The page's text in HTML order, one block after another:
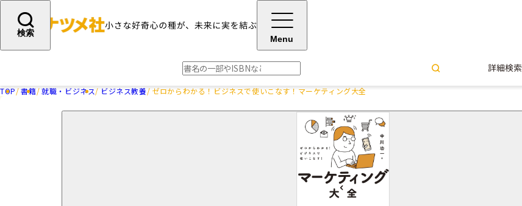
検索
Menu
詳細検索
TOP 書籍 就職・ビジネス ビジネス教養 ゼロからわかる！ビジネスで使いこなす！マーケティング大全
ゼロからわかる！ビジネス
ング大全
中川 功一＝著